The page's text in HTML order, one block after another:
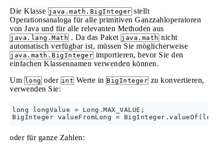
Die Klasse java.math.BigInteger stellt
Operationsanaloga für alle primitiven Ganzzahloperatoren
von Java und für alle relevanten Methoden aus
java.lang.Math . Da das Paket java.math nicht
automatisch verfügbar ist, müssen Sie möglicherweise
java.math.BigInteger importieren, bevor Sie den
einfachen Klassennamen verwenden können.
Um long oder int Werte in BigInteger zu konvertieren,
verwenden Sie:
long longValue = Long.MAX_VALUE;
oder für ganze Zahlen: